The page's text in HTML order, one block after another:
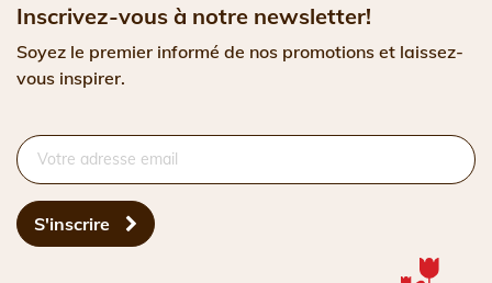
Inscrivez-vous à notre newsletter!
Soyez le premier informé de nos promotions et laissez-
vous inspirer.
S'inscrire